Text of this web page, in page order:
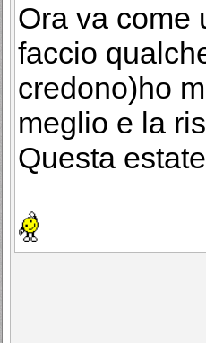
Ora va come
faccio
credono)ho
meglio e la
Questa